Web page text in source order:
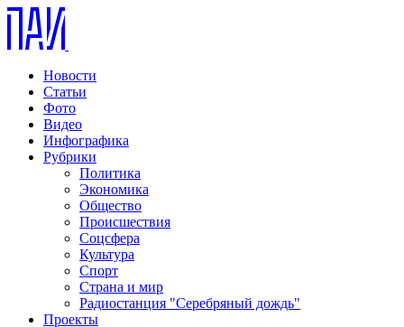
Новости
Статьи
Фото
Видео
Инфографика
Рубрики
Политика
Экономика
Общество
Происшествия
Соцсфера
Культура
Спорт
Страна и мир
Радиостанция "Серебряный дождь"
Проекты